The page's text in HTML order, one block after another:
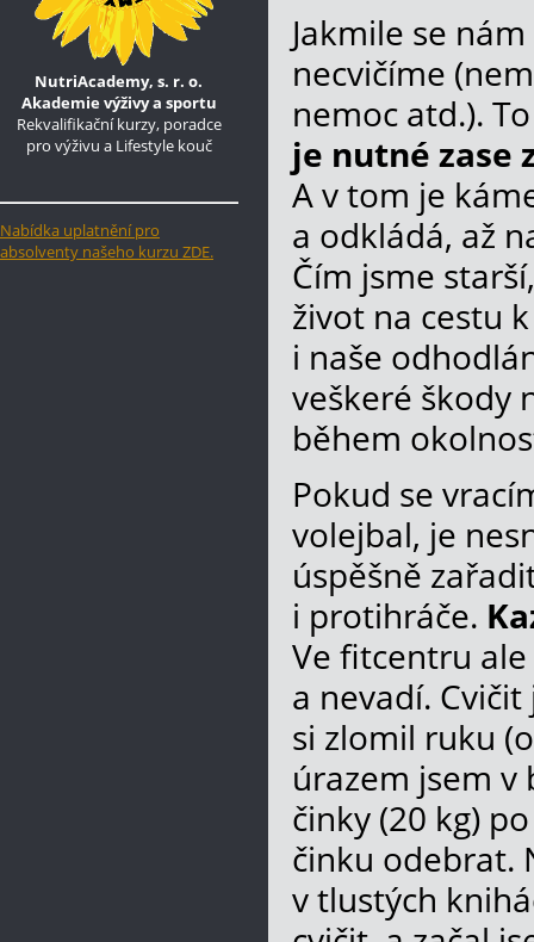
NutriAcademy, s. r. o.
Akademie výživy a sportu
Rekvalifikační kurzy, poradce
pro výživu a Lifestyle kouč
Nabídka uplatnění pro
absolventy našeho kurzu ZDE.
Jakmile se
necvičíme
nemoc atd.).
je nutné zase
A v tom je
a odkládá, až
Čím jsme
život na cestu
i naše
veškeré škody
během
Pokud se
volejbal, je
úspěšně
i protihráče.
Ve fitcentru
a nevadí.
si zlomil ruku
úrazem jsem v
činky (20 kg)
činku odebrat.
v tlustých